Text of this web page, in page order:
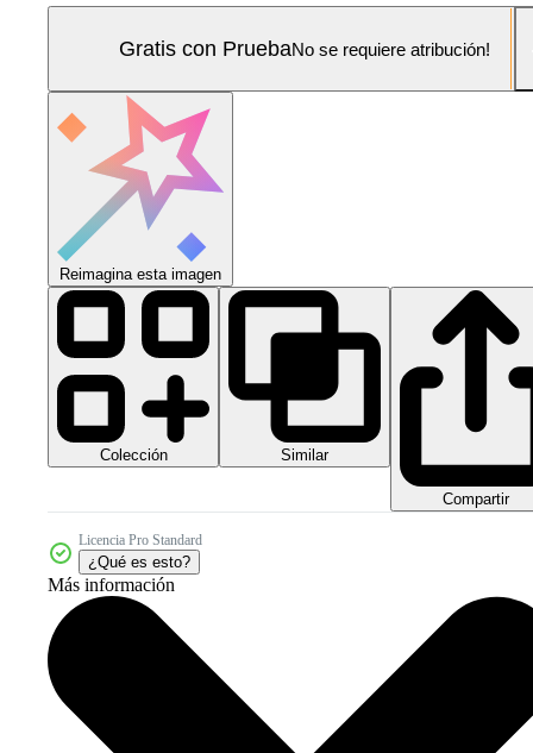
Gratis con PruebaNo se requiere atribución!
Reimagina esta imagen
Colección Similar
Compartir
Licencia Pro Standard
¿Qué es esto?
Más información